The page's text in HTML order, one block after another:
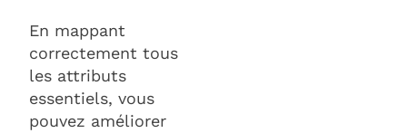
En mappant
correctement tous
les attributs
essentiels, vous
pouvez améliorer